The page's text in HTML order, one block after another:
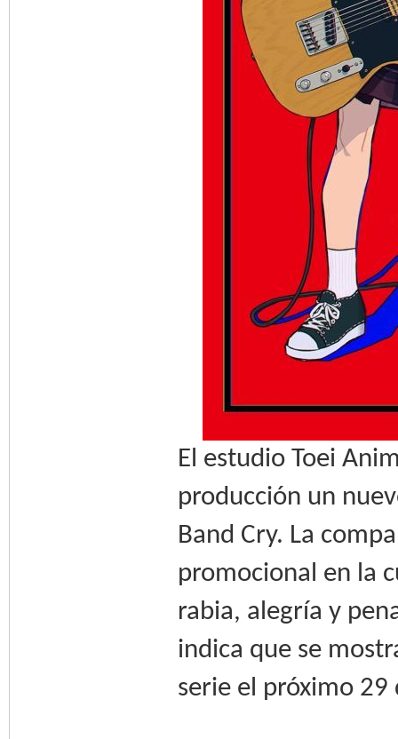
El estudio Toei
producción un
Band Cry. La
promocional en la
rabia, alegría y
indica que se
serie el próximo 29